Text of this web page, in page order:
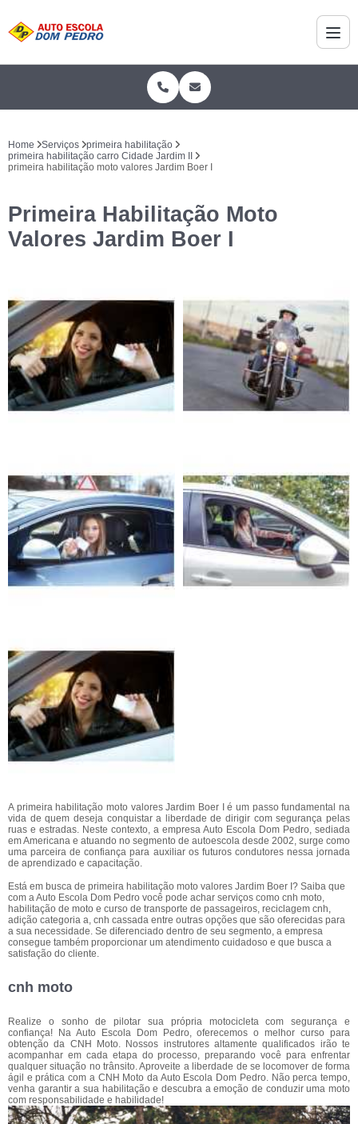
Home Serviços
primeira habilitação
primeira habilitação carro Cidade Jardim II
primeira habilitação moto valores Jardim Boer I
Primeira Habilitação Moto
Valores Jardim Boer I
A primeira habilitação moto valores Jardim Boer I é um passo fundamental na
vida de quem deseja conquistar a liberdade de dirigir com segurança pelas
ruas e estradas. Neste contexto, a empresa Auto Escola Dom Pedro, sediada
em Americana e atuando no segmento de autoescola desde 2002, surge como
uma parceira de confiança para auxiliar os futuros condutores nessa jornada
de aprendizado e capacitação.
Está em busca de primeira habilitação moto valores Jardim Boer I? Saiba que
com a Auto Escola Dom Pedro você pode achar serviços como cnh moto,
habilitação de moto e curso de transporte de passageiros, reciclagem cnh,
adição categoria a, cnh cassada entre outras opções que são oferecidas para
a sua necessidade. Se diferenciado dentro de seu segmento, a empresa
consegue também proporcionar um atendimento cuidadoso e que busca a
satisfação do cliente.
cnh moto
Realize o sonho de pilotar sua própria motocicleta com segurança e
confiança! Na Auto Escola Dom Pedro, oferecemos o melhor curso para
obtenção da CNH Moto. Nossos instrutores altamente qualificados irão te
acompanhar em cada etapa do processo, preparando você para enfrentar
qualquer situação no trânsito. Aproveite a liberdade de se locomover de forma
ágil e prática com a CNH Moto da Auto Escola Dom Pedro. Não perca tempo,
venha garantir a sua habilitação e descubra a emoção de conduzir uma moto
com responsabilidade e habilidade!